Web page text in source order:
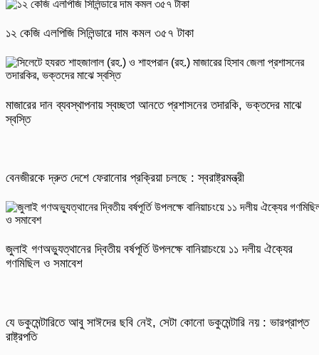
১২ কেজি এলপিজি সিলিন্ডারে দাম কমল ৩৫৭ টাকা
মাজারের দান ব্যবস্থাপনায় স্বচ্ছতা আনতে প্রশাসনের তদারকি, ভক্তদের মাঝে
স্বস্তি
বেনজীরকে দ্রুত দেশে ফেরানোর প্রক্রিয়া চলছে : স্বরাষ্ট্রমন্ত্রী
জুলাই গণঅভ্যুত্থানের দ্বিতীয় বর্ষপূর্তি উপলক্ষে বানিয়াচংয়ে ১১ দলীয় ঐক্যের
গণমিছিল ও সমাবেশ
যে ডকুমেন্টারিতে আবু সাঈদের ছবি নেই, সেটা কোনো ডকুমেন্টারি নয় : ভারপ্রাপ্ত
রাষ্ট্রপতি